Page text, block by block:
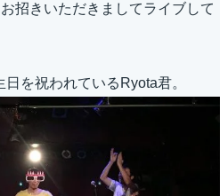
招きいただきましてライブして
を祝われているRyota君。